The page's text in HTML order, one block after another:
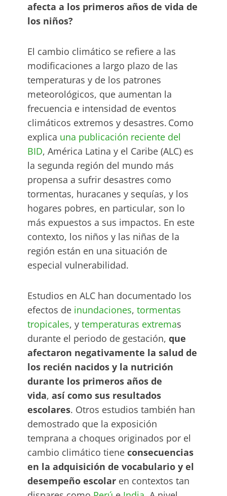
afecta a los primeros años de vida de
los niños?
El cambio climático se refiere a las
modificaciones a largo plazo de las
temperaturas y de los patrones
meteorológicos, que aumentan la
frecuencia e intensidad de eventos
climáticos extremos y desastres. Como
explica una publicación reciente del
BID, América Latina y el Caribe (ALC) es
la segunda región del mundo más
propensa a sufrir desastres como
tormentas, huracanes y sequías, y los
hogares pobres, en particular, son lo
más expuestos a sus impactos. En este
contexto, los niños y las niñas de la
región están en una situación de
especial vulnerabilidad.
Estudios en ALC han documentado los
efectos de inundaciones, tormentas
tropicales, y temperaturas extremas
durante el periodo de gestación, que
afectaron negativamente la salud de
los recién nacidos y la nutrición
durante los primeros años de
vida, así como sus resultados
escolares. Otros estudios también han
demostrado que la exposición
temprana a choques originados por el
cambio climático tiene consecuencias
en la adquisición de vocabulario y el
desempeño escolar en contextos tan